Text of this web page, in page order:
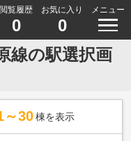
閲覧履歴
0
お気に入り
0
メニュー
線の駅選択画
～30 棟を表示